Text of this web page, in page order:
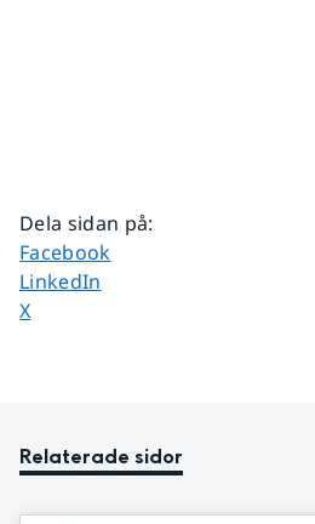
Dela sidan på:
Dela sidan på
Facebook
Dela sidan på
LinkedIn
Dela sidan på
X
Relaterade sidor